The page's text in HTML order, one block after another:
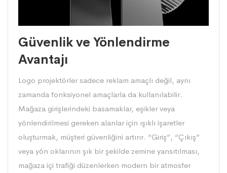
Güvenlik ve Yönlendirme
Avantajı
Logo projektörler sadece reklam amaçlı değil, aynı
zamanda fonksiyonel amaçlarla da kullanılabilir.
Mağaza girişlerindeki basamaklar, eşikler veya
yönlendirilmesi gereken alanlar için ışıklı işaretler
oluşturmak, müşteri güvenliğini artırır. “Giriş”, “Çıkış”
veya yön oklarının şık bir şekilde zemine yansıtılması,
mağaza içi trafiği düzenlerken modern bir atmosfer